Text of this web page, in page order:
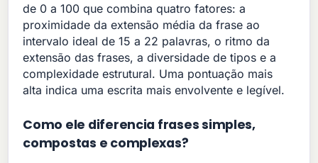
de 0 a 100 que combina quatro fatores: a
proximidade da extensão média da frase ao
intervalo ideal de 15 a 22 palavras, o ritmo da
extensão das frases, a diversidade de tipos e a
complexidade estrutural. Uma pontuação mais
alta indica uma escrita mais envolvente e legível.
Como ele diferencia frases simples,
compostas e complexas?